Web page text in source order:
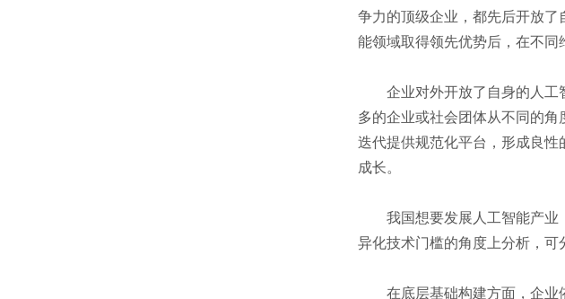
争力的顶级企业，都先后开放
能领域取得领先优势后，在不同
企业对外开放了自身的人工智
多的企业或社会团体从不同的
迭代提供规范化平台，形成良
成长。
我国想要发展人工智能产业，
异化技术门槛的角度上分析，可
在底层基础构建方面，企业依